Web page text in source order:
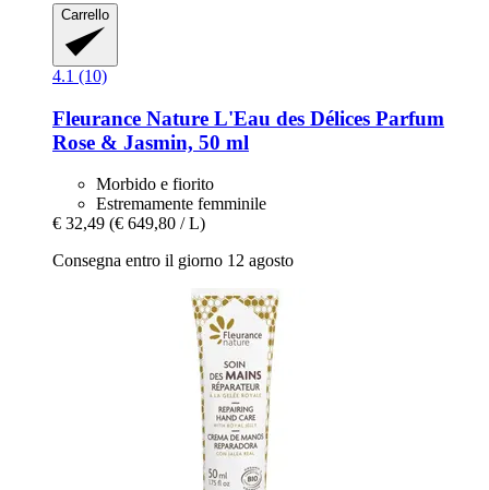
Carrello
4.1 (10)
Fleurance Nature L'Eau des Délices Parfum
Rose & Jasmin, 50 ml
Morbido e fiorito
Estremamente femminile
€ 32,49 (€ 649,80 / L)
Consegna entro il giorno 12 agosto